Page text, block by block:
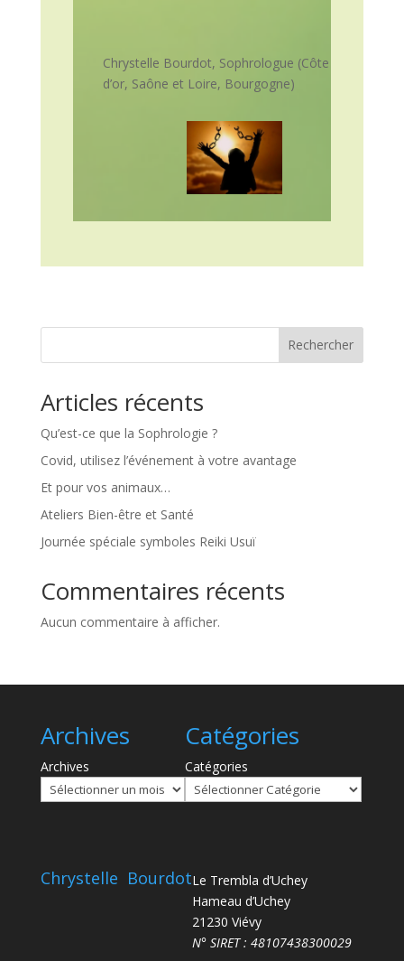
Chrystelle Bourdot, Sophrologue (Côte
d’or, Saône et Loire, Bourgogne)
Rechercher
Articles récents
Qu’est-ce que la Sophrologie ?
Covid, utilisez l’événement à votre avantage
Et pour vos animaux…
Ateliers Bien-être et Santé
Journée spéciale symboles Reiki Usuï
Commentaires récents
Aucun commentaire à afficher.
Archives
Archives
Catégories
Catégories
Chrystelle BourdotLe Trembla d’Uchey
Hameau d’Uchey
21230 Viévy
N° SIRET : 48107438300029